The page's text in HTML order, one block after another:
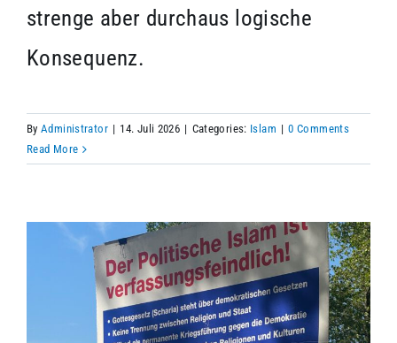
strenge aber durchaus logische
Konsequenz.
ByAdministrator | 14. Juli 2026 | Categories: Islam | 0 Comments
Read More